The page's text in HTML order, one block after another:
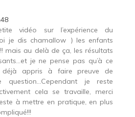
vidéo sur l’expérience du
je dis chamallow ) les enfants
mais au delà de ça, les résultats
je ne pense pas qu’à ce
appris à faire preuve de
je reste
cela se travaille, merci
à mettre en pratique, en plus